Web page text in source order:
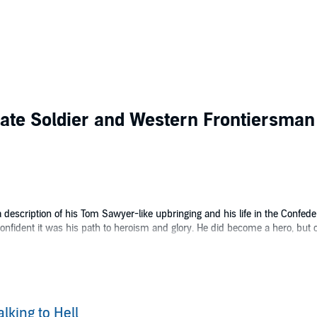
Soldier and Western Frontiersman
of his Tom Sawyer-like upbringing and his life in the
it was his path to heroism and glory. He did become a hero,
to Hell